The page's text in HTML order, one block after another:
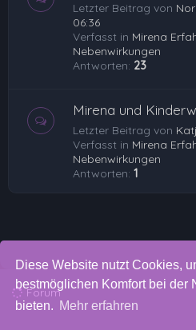
Diese Website nutzt Cookies,
bestmöglichen Komfort bei der
bieten. Mehr erfahren
Letzter Beitrag von
06:36
Verfasst in Mirena
Nebenwirkungen
Antworten: 23
Mirena und
Letzter Beitrag von
Verfasst in Mirena
Nebenwirkungen
Antworten: 1
Forum